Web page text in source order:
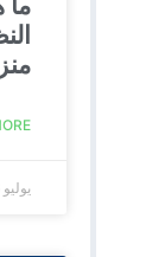
»
يوليو 26, 2026